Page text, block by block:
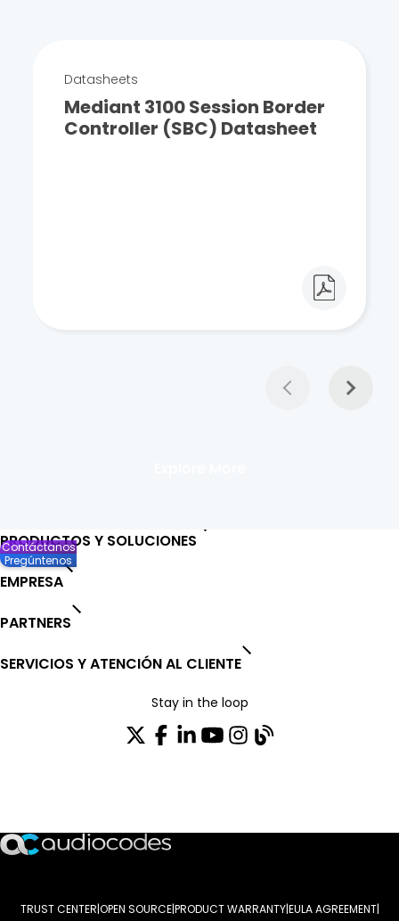
Datasheets
Mediant 3100 Session Border
Controller (SBC) Datasheet
PRODUCTOS Y SOLUCIONES
EMPRESA
PARTNERS
SERVICIOS Y ATENCIÓN AL CLIENTE
Stay in the loop
TRUST CENTER OPEN SOURCE PRODUCT WARRANTY EULA AGREEMENT
Contáctanos
Pregúntenos